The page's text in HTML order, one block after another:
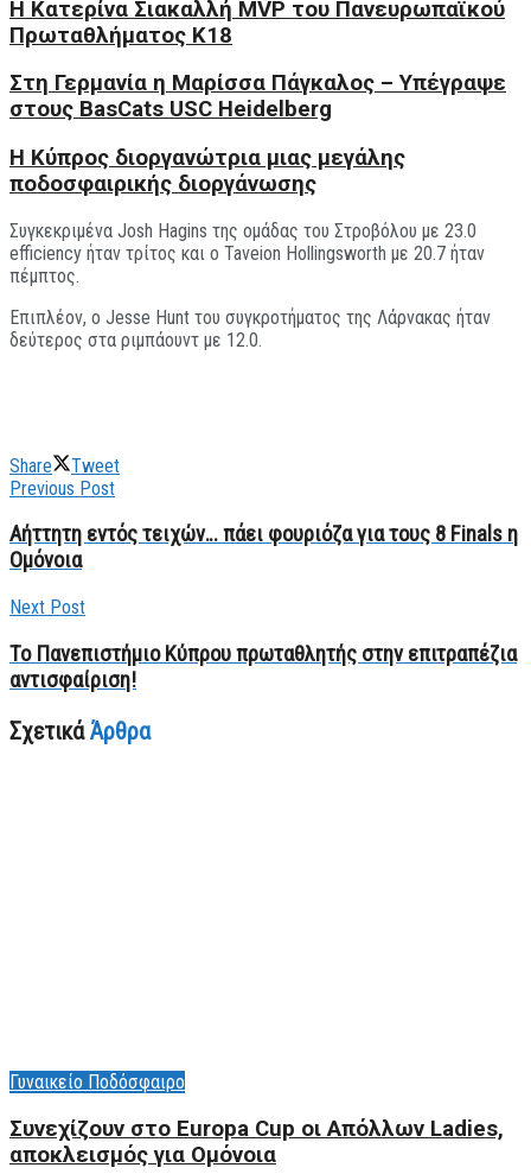
H Kατερίνα Σιακαλλή MVP του Πανευρωπαϊκού
Πρωταθλήματος Κ18
Στη Γερμανία η Μαρίσσα Πάγκαλος – Υπέγραψε
στους BasCats USC Heidelberg
Η Κύπρος διοργανώτρια μιας μεγάλης
ποδοσφαιρικής διοργάνωσης
Συγκεκριμένα Josh Hagins της ομάδας του Στροβόλου με 23.0
efficiency ήταν τρίτος και ο Taveion Hollingsworth με 20.7 ήταν
πέμπτος.
Επιπλέον, ο Jesse Hunt του συγκροτήματος της Λάρνακας ήταν
δεύτερος στα ριμπάουντ με 12.0.
Share
Tweet
Previous Post
Αήττητη εντός τειχών… πάει φουριόζα για τους 8 Finals η
Ομόνοια
Next Post
Το Πανεπιστήμιο Κύπρου πρωταθλητής στην επιτραπέζια
αντισφαίριση!
ΣχετικάΆρθρα
Γυναικείο Ποδόσφαιρο
Συνεχίζουν στο Europa Cup οι Aπόλλων Ladies,
αποκλεισμός για Ομόνοια